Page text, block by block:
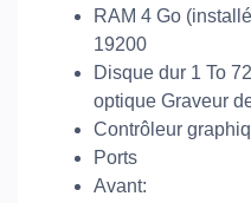
RAM 4 Go
19200
Disque dur 1 To
optique Graveur
Contrôleur
Ports
Avant: